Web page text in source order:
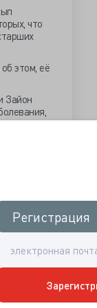
Регистрация
Регистрация
что
этом, её
Зайон
с
"Закон
более 24
не